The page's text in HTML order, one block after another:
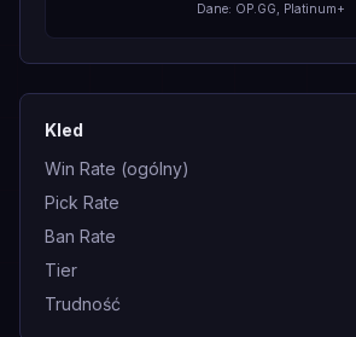
Dane: OP.GG, Platinum+
Kled
Win Rate (ogólny)
Pick Rate
Ban Rate
Tier
Trudność